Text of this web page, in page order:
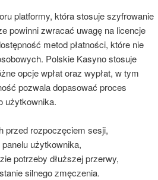
platformy, która stosuje szyfrowanie
powinni zwracać uwagę na licencje
metod płatności, które nie
Polskie Kasyno stosuje
opcje wpłat oraz wypłat, w tym
pozwala dopasować proces
użytkownika.
przed rozpoczęciem sesji,
użytkownika,
potrzeby dłuższej przerwy,
silnego zmęczenia.